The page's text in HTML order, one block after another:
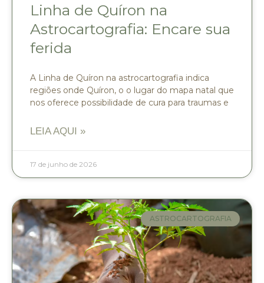
Linha de Quíron na
Astrocartografia: Encare sua
ferida
A Linha de Quíron na astrocartografia indica
regiões onde Quíron, o o lugar do mapa natal que
nos oferece possibilidade de cura para traumas e
LEIA AQUI »
17 de junho de 2026
ASTROCARTOGRAFIA